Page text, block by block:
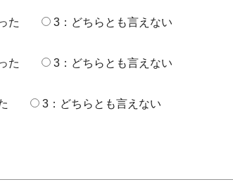
た
3：どちらとも言えない
た
3：どちらとも言えない
3：どちらとも言えない